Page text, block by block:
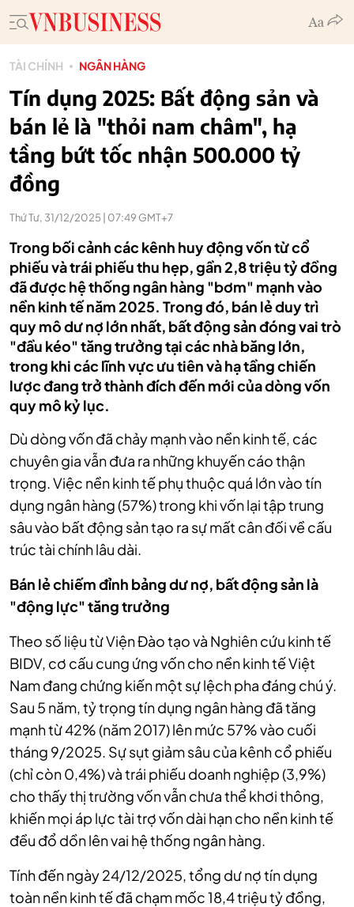
TÀI CHÍNH NGÂN HÀNG
Tín dụng 2025: Bất động sản và
bán lẻ là "thỏi nam châm", hạ
tầng bứt tốc nhận 500.000 tỷ
đồng
Thứ Tư, 31/12/2025 | 07:49 GMT+7
Trong bối cảnh các kênh huy động vốn từ cổ
phiếu và trái phiếu thu hẹp, gần 2,8 triệu tỷ đồng
đã được hệ thống ngân hàng "bơm" mạnh vào
nền kinh tế năm 2025. Trong đó, bán lẻ duy trì
quy mô dư nợ lớn nhất, bất động sản đóng vai trò
"đầu kéo" tăng trưởng tại các nhà băng lớn,
trong khi các lĩnh vực ưu tiên và hạ tầng chiến
lược đang trở thành đích đến mới của dòng vốn
quy mô kỷ lục.
Dù dòng vốn đã chảy mạnh vào nền kinh tế, các
chuyên gia vẫn đưa ra những khuyến cáo thận
trọng. Việc nền kinh tế phụ thuộc quá lớn vào tín
dụng ngân hàng (57%) trong khi vốn lại tập trung
sâu vào bất động sản tạo ra sự mất cân đối về cấu
trúc tài chính lâu dài.
Bán lẻ chiếm đỉnh bảng dư nợ, bất động sản là
"động lực" tăng trưởng
Theo số liệu từ Viện Đào tạo và Nghiên cứu kinh tế
BIDV, cơ cấu cung ứng vốn cho nền kinh tế Việt
Nam đang chứng kiến một sự lệch pha đáng chú ý.
Sau 5 năm, tỷ trọng tín dụng ngân hàng đã tăng
mạnh từ 42% (năm 2017) lên mức 57% vào cuối
tháng 9/2025. Sự sụt giảm sâu của kênh cổ phiếu
(chỉ còn 0,4%) và trái phiếu doanh nghiệp (3,9%)
cho thấy thị trường vốn vẫn chưa thể khơi thông,
khiến mọi áp lực tài trợ vốn dài hạn cho nền kinh tế
đều đổ dồn lên vai hệ thống ngân hàng.
Tính đến ngày 24/12/2025, tổng dư nợ tín dụng
toàn nền kinh tế đã chạm mốc 18,4 triệu tỷ đồng,